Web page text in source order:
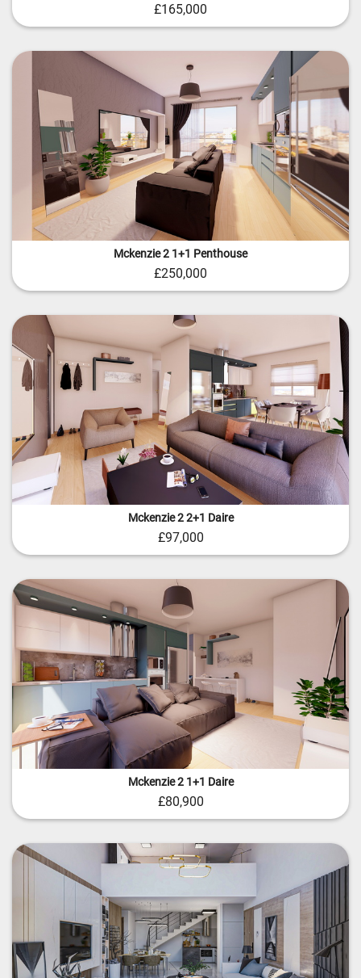
£165,000
Mckenzie 2 1+1 Penthouse
£250,000
Mckenzie 2 2+1 Daire
£97,000
Mckenzie 2 1+1 Daire
£80,900